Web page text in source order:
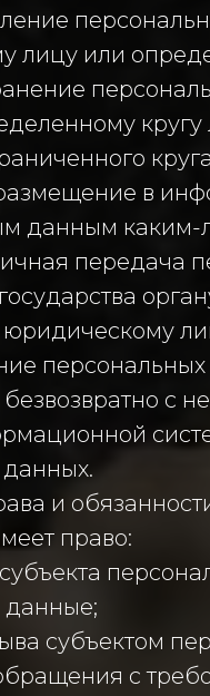
лицу или
в
данным
с
и
право:
данные;
субъектом
с